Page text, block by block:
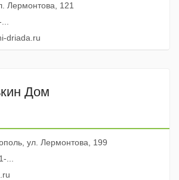
Лермонтова, 121
driada.ru
Дом
ул. Лермонтова, 199
...